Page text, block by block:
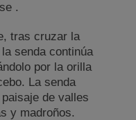
.
tras cruzar la
senda continúa
por la orilla
La senda
de valles
y madroños.